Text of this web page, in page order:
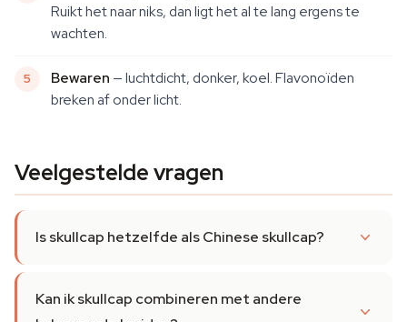
Ruikt het naar niks, dan ligt het al te lang ergens te
wachten.
Bewaren — luchtdicht, donker, koel. Flavonoïden
breken af onder licht.
Veelgestelde vragen
Is skullcap hetzelfde als Chinese skullcap?
Kan ik skullcap combineren met andere